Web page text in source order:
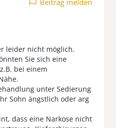
Beitrag melden
leider nicht möglich.
Sie sich eine
bei einem
unter Sedierung
Sohn ängstlich oder arg
dass eine Narkose nicht